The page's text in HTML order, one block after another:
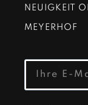
NEUIGKEIT
MEYERHOF